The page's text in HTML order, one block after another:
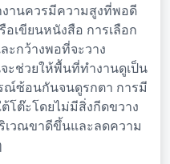
งานควรมีความสูงที่พอดี
เขียนหนังสือ การเลือก
ะกว้างพอที่จะวาง
ะช่วยให้พื้นที่ทำงานดูเป็น
ณ์ซ้อนกันจนดูรกตา การมี
โต๊ะโดยไม่มีสิ่งกีดขวาง
เวณขาดีขึ้นและลดความ